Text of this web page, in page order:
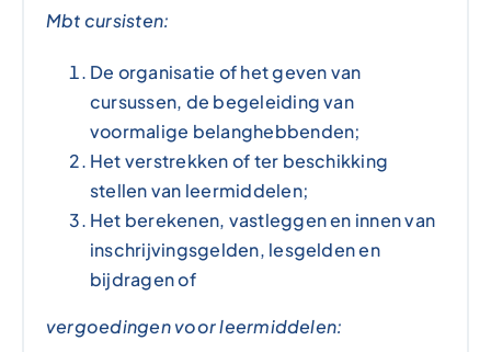
Mbt cursisten:
De organisatie of het geven van
cursussen, de begeleiding van
voormalige belanghebbenden;
Het verstrekken of ter beschikking
stellen van leermiddelen;
Het berekenen, vastleggen en innen van
inschrijvingsgelden, lesgelden en
bijdragen of
vergoedingen voor leermiddelen: